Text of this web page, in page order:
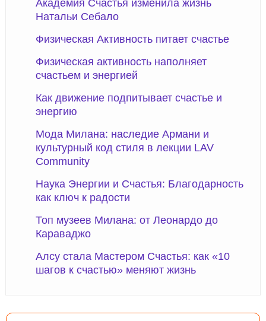
Академия Счастья изменила жизнь
Натальи Себало
Физическая Активность питает счастье
Физическая активность наполняет
счастьем и энергией
Как движение подпитывает счастье и
энергию
Мода Милана: наследие Армани и
культурный код стиля в лекции LAV
Community
Наука Энергии и Счастья: Благодарность
как ключ к радости
Топ музеев Милана: от Леонардо до
Караваджо
Алсу стала Мастером Счастья: как «10
шагов к счастью» меняют жизнь